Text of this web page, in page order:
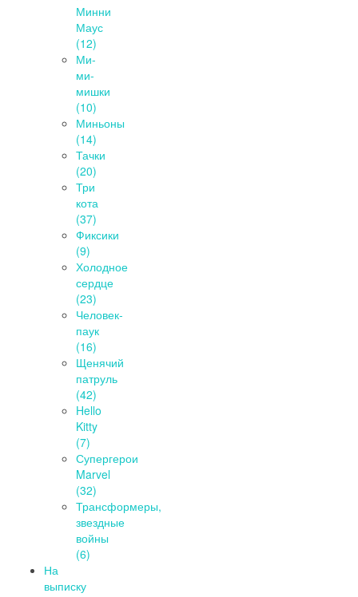
Минни
Маус
(12)
Ми-
ми-
мишки
(10)
Миньоны
(14)
Тачки
(20)
Три
кота
(37)
Фиксики
(9)
Холодное
сердце
(23)
Человек-
паук
(16)
Щенячий
патруль
(42)
Hello
Kitty
(7)
Супергерои
Marvel
(32)
Трансформеры,
звездные
войны
(6)
На
выписку